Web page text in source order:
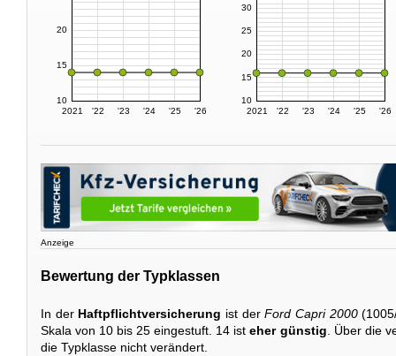
2021 '22 '23 '24 '25 '26
10
15
20
2021 '22 '23 '24 '25 '26
10
15
20
25
30
Anzeige
Bewertung der Typklassen
In der Haftpflichtversicherung ist derFord Capri 2000
Skala von 10 bis 25 eingestuft. 14 isteher günstig . Über die
die Typklasse nicht verändert.